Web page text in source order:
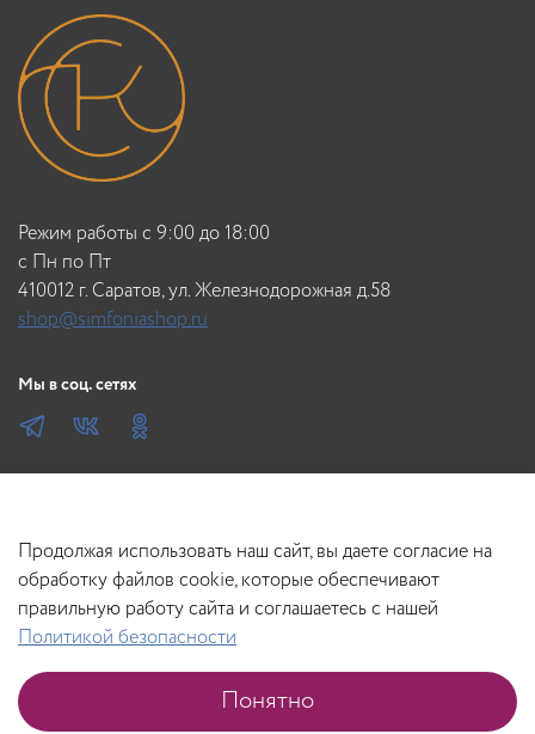
использовать для создания детских причесок.
- Стойкий прочный материал, устойчивый к механическим
повреждениям, позволяет использовать такие изделия
длительное время.
- Можно использовать для обычной и химической
завивки.
Режим работы с 9:00 до 18:00
c Пн по Пт
410012 г. Саратов, ул. Железнодорожная д.58
shop@simfoniashop.ru
Мы в соц. сетях
Продолжая использовать наш сайт, вы даете согласие на
обработку файлов cookie, которые обеспечивают
правильную работу сайта и соглашаетесь с нашей
Политикой безопасности
Понятно